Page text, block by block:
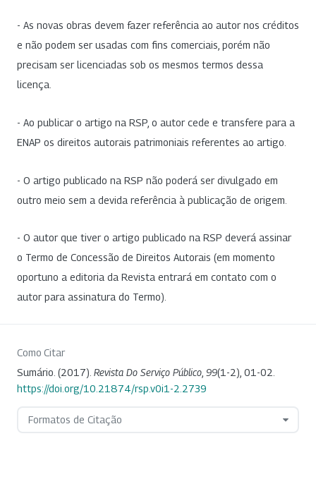
- As novas obras devem fazer referência ao autor nos créditos
e não podem ser usadas com fins comerciais, porém não
precisam ser licenciadas sob os mesmos termos dessa
licença.
- Ao publicar o artigo na RSP, o autor cede e transfere para a
ENAP os direitos autorais patrimoniais referentes ao artigo.
- O artigo publicado na RSP não poderá ser divulgado em
outro meio sem a devida referência à publicação de origem.
- O autor que tiver o artigo publicado na RSP deverá assinar
o Termo de Concessão de Direitos Autorais (em momento
oportuno a editoria da Revista entrará em contato com o
autor para assinatura do Termo).
Como Citar
Sumário. (2017). Revista Do Serviço Público 99(1-2), 01-02.
https://doi.org/10.21874/rsp.v0i1-2.2739
Formatos de Citação